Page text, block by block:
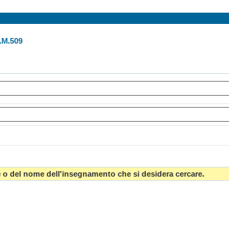
del nome dell'insegnamento che si desidera cercare.